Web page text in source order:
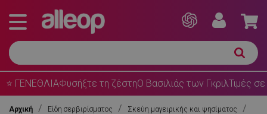
⭐ ΓΕΝΕΘΛΙΑΦυσήξτε τη ζέστηΟ Βασιλιάς των ΓκριλΤιμές σε
Αρχική Είδη σερβιρίσματος
Σκεύη μαγειρικής και ψησίματος